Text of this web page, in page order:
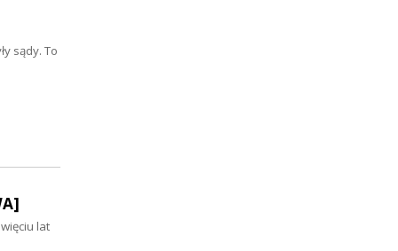
sądy. To
lat